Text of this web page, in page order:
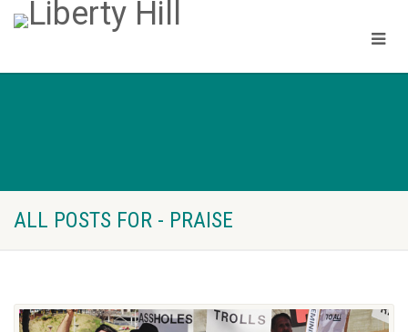
ALL POSTS FOR - PRAISE